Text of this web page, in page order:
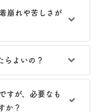
崩れや苦しさが
らよいの？
すが、必要なも
か？